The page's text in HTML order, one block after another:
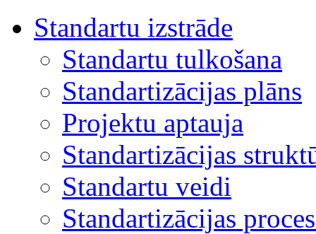
Standartu izstrāde
Standartu tulkošana
Standartizācijas plāns
Projektu aptauja
Standartizācijas
Standartu veidi
Standartizācijas